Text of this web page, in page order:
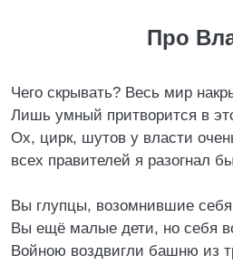
Про
Чего скрывать? Весь мир
Лишь умный притворится в
Ох, цирк, шутов у власти
всех правителей я разогнал
Вы глупцы, возомнившие
Вы ещё малые дети, но себя
Войною воздвигли башню из